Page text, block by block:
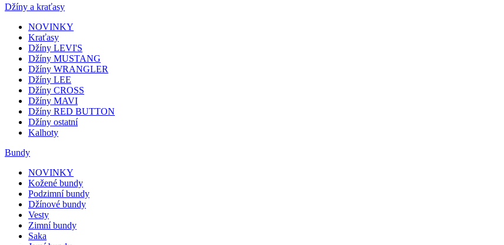
Džíny a kraťasy
NOVINKY
Kraťasy
Džíny LEVI'S
Džíny MUSTANG
Džíny WRANGLER
Džíny LEE
Džíny CROSS
Džíny MAVI
Džíny RED BUTTON
Džíny ostatní
Kalhoty
Bundy
NOVINKY
Kožené bundy
Podzimní bundy
Džínové bundy
Vesty
Zimní bundy
Saka